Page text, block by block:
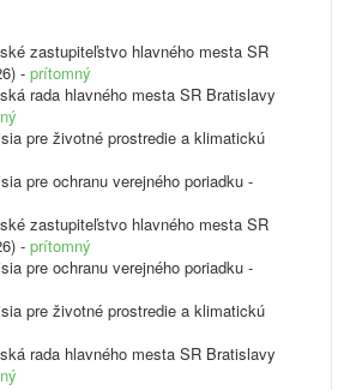
zastupiteľstvo hlavného mesta SR
- prítomný
rada hlavného mesta SR Bratislavy
pre životné prostredie a klimatickú
pre ochranu verejného poriadku -
zastupiteľstvo hlavného mesta SR
- prítomný
pre ochranu verejného poriadku -
pre životné prostredie a klimatickú
rada hlavného mesta SR Bratislavy